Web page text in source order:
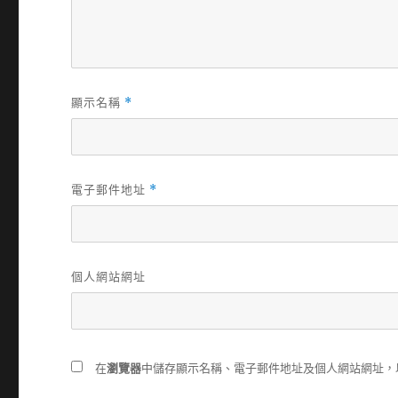
顯示名稱 *
電子郵件地址 *
個人網站網址
在瀏覽器中儲存顯示名稱、電子郵件地址及個人網站網址